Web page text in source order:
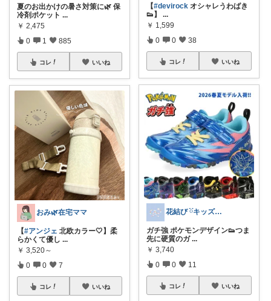
夏のお出かけの暑さ対策に🌿 保
冷剤ポケット ...
￥ 2,475
0 1 885
コレ いいね
おみ🌿在宅ママ
【#アンジェ 北欧カラー🤍】柔
らかくて優し ...
￥ 3,520～
0 0 7
コレ いいね
【#devirock オシャレうわばき
👟】
...
￥ 1,599
0 0 38
コレ いいね
花結び ྀིキッズもの多め
ガチ強 ポケモンデザイン👟つま
先に硬質のガ ...
￥ 3,740
0 0 11
コレ いいね